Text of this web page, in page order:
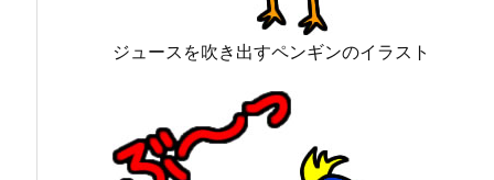
ジュースを吹き出すペンギンのイラスト